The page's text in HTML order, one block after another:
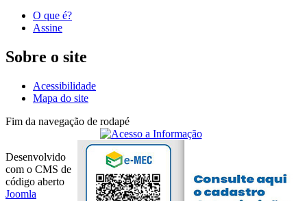
O que é?
Assine
Sobre o site
Acessibilidade
Mapa do site
Fim da navegação de rodapé
Desenvolvido
com o CMS de
código aberto
Joomla